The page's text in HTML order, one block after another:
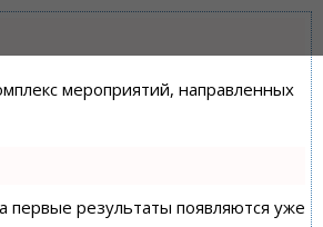
мероприятий, направленных
первые результаты появляются уже